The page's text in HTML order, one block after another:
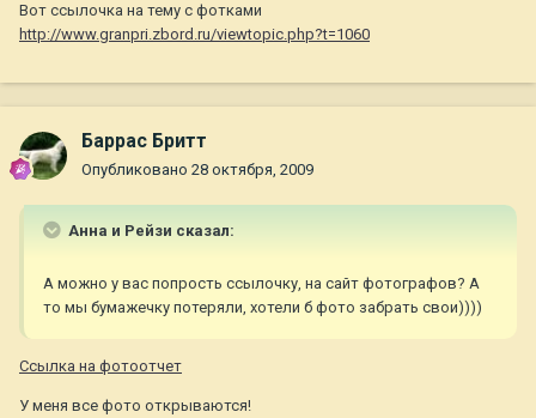
Вот ссылочка на тему с фотками
http://www.granpri.zbord.ru/viewtopic.php?t=1060
Баррас Бритт
Опубликовано 28 октября, 2009
Анна и Рейзи сказал:
А можно у вас попрость ссылочку, на сайт фотографов? А
то мы бумажечку потеряли, хотели б фото забрать свои))))
Ссылка на фотоотчет
У меня все фото открываются!